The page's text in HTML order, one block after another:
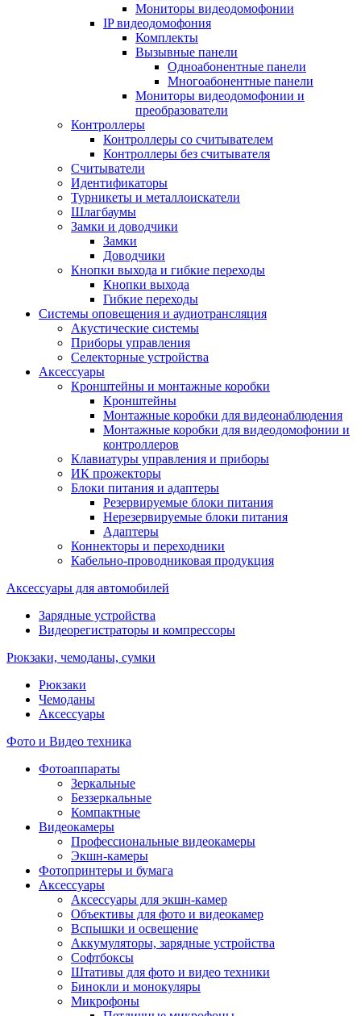
Мониторы видеодомофонии
IP видеодомофония
Комплекты
Вызывные панели
Одноабонентные панели
Многоабонентные панели
Мониторы видеодомофонии и
преобразователи
Контроллеры
Контроллеры со считывателем
Контроллеры без считывателя
Считыватели
Идентификаторы
Турникеты и металлоискатели
Шлагбаумы
Замки и доводчики
Замки
Доводчики
Кнопки выхода и гибкие переходы
Кнопки выхода
Гибкие переходы
Системы оповещения и аудиотрансляция
Акустические системы
Приборы управления
Селекторные устройства
Аксессуары
Кронштейны и монтажные коробки
Кронштейны
Монтажные коробки для видеонаблюдения
Монтажные коробки для видеодомофонии и
контроллеров
Клавиатуры управления и приборы
ИК прожекторы
Блоки питания и адаптеры
Резервируемые блоки питания
Нерезервируемые блоки питания
Адаптеры
Коннекторы и переходники
Кабельно-проводниковая продукция
Аксессуары для автомобилей
Зарядные устройства
Видеорегистраторы и компрессоры
Рюкзаки, чемоданы, сумки
Рюкзаки
Чемоданы
Аксессуары
Фото и Видео техника
Фотоаппараты
Зеркальные
Беззеркальные
Компактные
Видеокамеры
Профессиональные видеокамеры
Экшн-камеры
Фотопринтеры и бумага
Аксессуары
Аксессуары для экшн-камер
Объективы для фото и видеокамер
Вспышки и освещение
Аккумуляторы, зарядные устройства
Софтбоксы
Штативы для фото и видео техники
Бинокли и монокуляры
Микрофоны